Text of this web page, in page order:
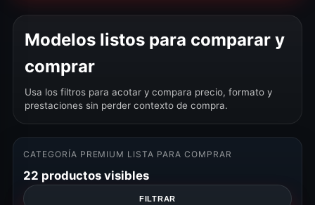
Modelos listos para comparar y
comprar
Usa los filtros para acotar y compara precio, formato y
prestaciones sin perder contexto de compra.
CATEGORÍA PREMIUM LISTA PARA COMPRAR
22 productos visibles
FILTRAR